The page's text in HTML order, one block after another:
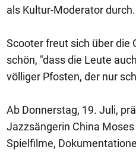
als Kultur-Moderator durch.
Scooter freut sich über die
schön, "dass die Leute
völliger Pfosten, der nur
Ab Donnerstag, 19. Juli,
Jazzsängerin China
Spielfilme,